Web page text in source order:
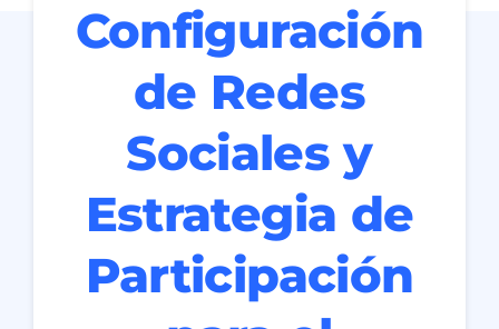
Configuración
de Redes
Sociales y
Estrategia de
Participación